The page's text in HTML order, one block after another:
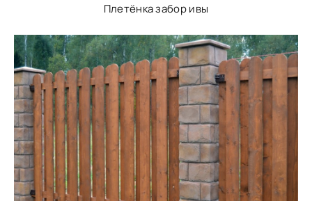
Плетёнка забор ивы